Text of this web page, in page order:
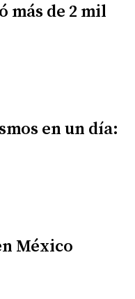
más de 2 mil
en un día:
México